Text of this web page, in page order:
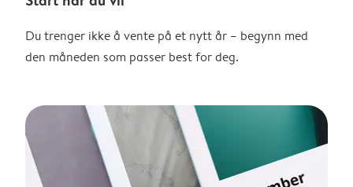
Du trenger ikke å vente på et nytt år – begynn med
den måneden som passer best for deg.